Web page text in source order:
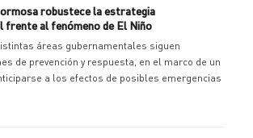
robustece la estrategia
al fenómeno de El Niño
áreas gubernamentales siguen
de prevención y respuesta, en el marco de un
a los efectos de posibles emergencias